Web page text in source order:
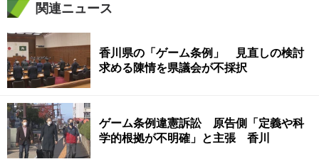
関連ニュース
香川県の「ゲーム条例」 見直しの検討
求める陳情を県議会が不採択
ゲーム条例違憲訴訟 原告側「定義や科
学的根拠が不明確」と主張 香川